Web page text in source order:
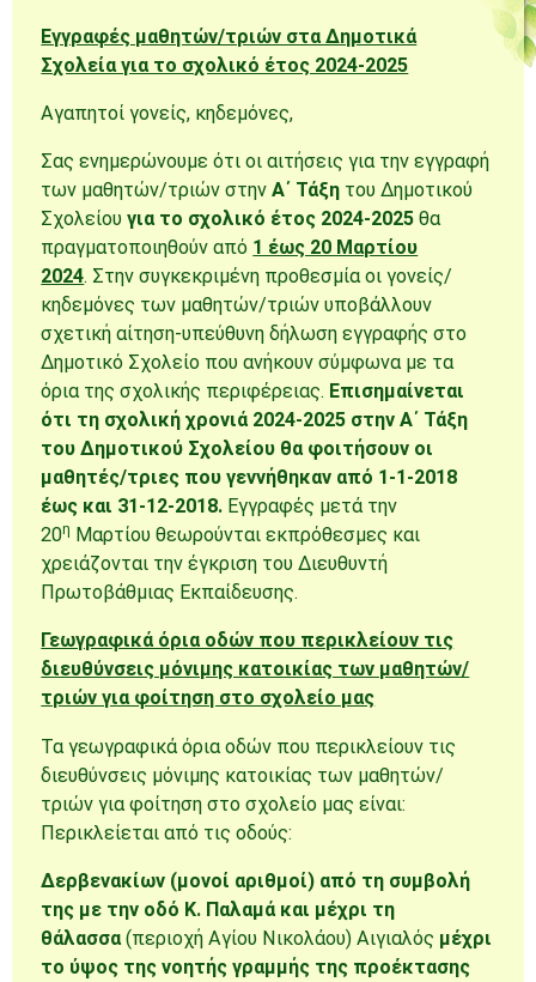
Εγγραφές μαθητών/τριών στα Δημοτικά
Σχολεία για το σχολικό έτος 2024-2025
Αγαπητοί γονείς, κηδεμόνες,
Σας ενημερώνουμε ότι οι αιτήσεις για την εγγραφή
των μαθητών/τριών στηνΑ΄ Τάξη του Δημοτικού
Σχολείουγια το σχολικό έτος 2024-2025 θα
πραγματοποιηθούν από 1 έως 20 Μαρτίου
2024. Στην συγκεκριμένη προθεσμία οι γονείς/
κηδεμόνες των μαθητών/τριών υποβάλλουν
σχετική αίτηση-υπεύθυνη δήλωση εγγραφής στο
Δημοτικό Σχολείο που ανήκουν σύμφωνα με τα
όρια της σχολικής περιφέρειας. Επισημαίνεται
ότι τη σχολική χρονιά 2024-2025 στην Α΄ Τάξη
του Δημοτικού Σχολείου θα φοιτήσουν οι
μαθητές/τριες που γεννήθηκαν από 1-1-2018
έως και 31-12-2018. Εγγραφές μετά την
20η Μαρτίου θεωρούνται εκπρόθεσμες και
χρειάζονται την έγκριση του Διευθυντή
Πρωτοβάθμιας Εκπαίδευσης.
Γεωγραφικά όρια οδών που περικλείουν τις
διευθύνσεις μόνιμης κατοικίας των μαθητών/
τριών για φοίτηση στο σχολείο μας
Τα γεωγραφικά όρια οδών που περικλείουν τις
διευθύνσεις μόνιμης κατοικίας των μαθητών/
τριών για φοίτηση στο σχολείο μας είναι:
Περικλείεται από τις οδούς:
Δερβενακίων (μονοί αριθμοί) από τη συμβολή
της με την οδό Κ. Παλαμά και μέχρι τη
θάλασσα (περιοχή Αγίου Νικολάου) Αιγιαλός μέχρι
το ύψος της νοητής γραμμής της προέκτασης